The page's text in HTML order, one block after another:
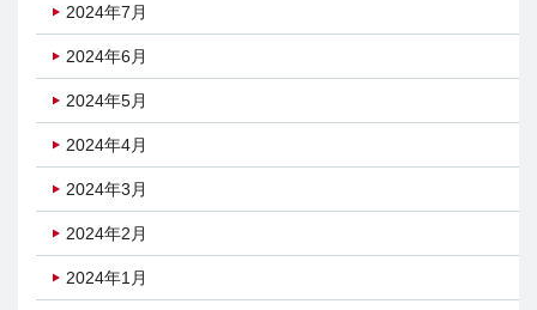
2024年7月
2024年6月
2024年5月
2024年4月
2024年3月
2024年2月
2024年1月